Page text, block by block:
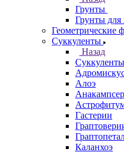
Грунты
Грунты
Геометрические
Суккуленты
Назад
Суккуленты
Алоэ
Гастерии
Каланхоэ